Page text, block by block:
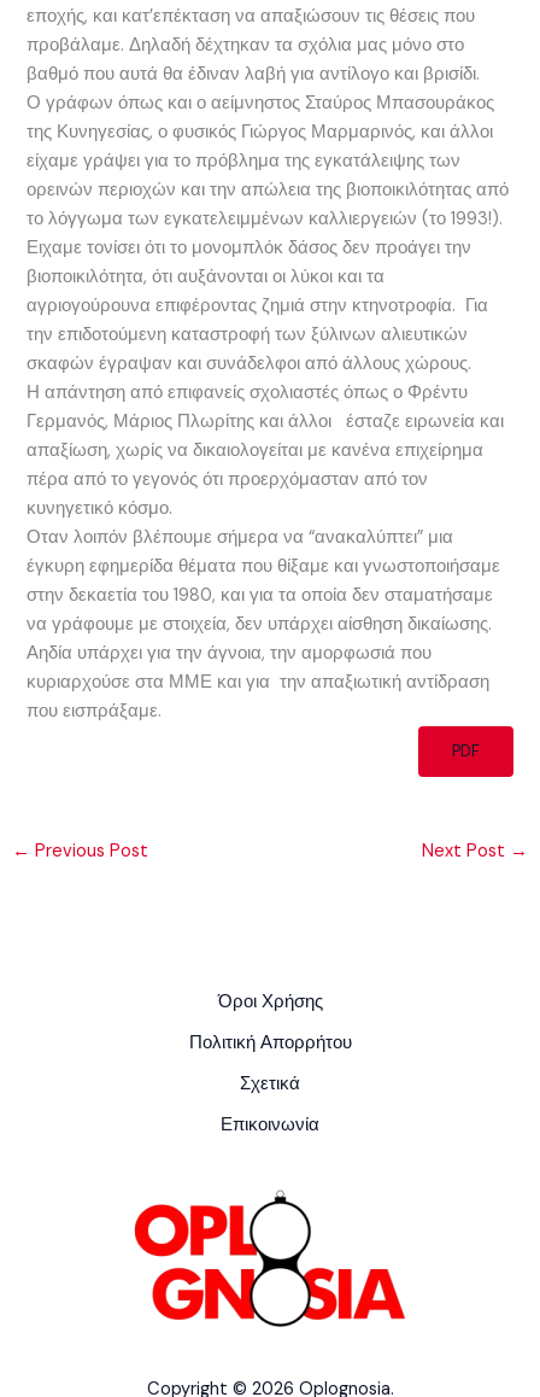
εποχής, και κατ’επέκταση να απαξιώσουν τις θέσεις που
προβάλαμε. Δηλαδή δέχτηκαν τα σχόλια μας μόνο στο
βαθμό που αυτά θα έδιναν λαβή για αντίλογο και βρισίδι.
Ο γράφων όπως και ο αείμνηστος Σταύρος Μπασουράκος
της Κυνηγεσίας, ο φυσικός Γιώργος Μαρμαρινός, και άλλοι
είχαμε γράψει για το πρόβλημα της εγκατάλειψης των
ορεινών περιοχών και την απώλεια της βιοποικιλότητας από
το λόγγωμα των εγκατελειμμένων καλλιεργειών (το 1993!).
Ειχαμε τονίσει ότι το μονομπλόκ δάσος δεν προάγει την
βιοποικιλότητα, ότι αυξάνονται οι λύκοι και τα
αγριογούρουνα επιφέροντας ζημιά στην κτηνοτροφία. Για
την επιδοτούμενη καταστροφή των ξύλινων αλιευτικών
σκαφών έγραψαν και συνάδελφοι από άλλους χώρους.
Η απάντηση από επιφανείς σχολιαστές όπως ο Φρέντυ
Γερμανός, Μάριος Πλωρίτης και άλλοι έσταζε ειρωνεία και
απαξίωση, χωρίς να δικαιολογείται με κανένα επιχείρημα
πέρα από το γεγονός ότι προερχόμασταν από τον
κυνηγετικό κόσμο.
Οταν λοιπόν βλέπουμε σήμερα να “ανακαλύπτει” μια
έγκυρη εφημερίδα θέματα που θίξαμε και γνωστοποιήσαμε
στην δεκαετία του 1980, και για τα οποία δεν σταματήσαμε
να γράφουμε με στοιχεία, δεν υπάρχει αίσθηση δικαίωσης.
Αηδία υπάρχει για την άγνοια, την αμορφωσιά που
κυριαρχούσε στα ΜΜΕ και για την απαξιωτική αντίδραση
που εισπράξαμε.
PDF
← Previous Post Next Post →
Όροι Χρήσης
Πολιτική Απορρήτου
Σχετικά
Επικοινωνία
Copyright © 2026 Oplognosia.